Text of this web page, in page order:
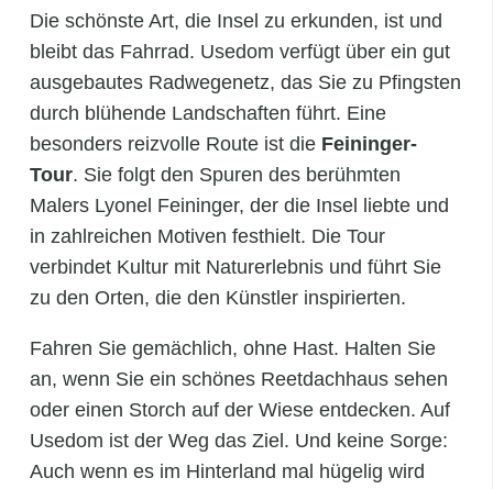
Die schönste Art, die Insel zu erkunden, ist und
bleibt das Fahrrad. Usedom verfügt über ein gut
ausgebautes Radwegenetz, das Sie zu Pfingsten
durch blühende Landschaften führt. Eine
besonders reizvolle Route ist die Feininger-
Tour. Sie folgt den Spuren des berühmten
Malers Lyonel Feininger, der die Insel liebte und
in zahlreichen Motiven festhielt. Die Tour
verbindet Kultur mit Naturerlebnis und führt Sie
zu den Orten, die den Künstler inspirierten.
Fahren Sie gemächlich, ohne Hast. Halten Sie
an, wenn Sie ein schönes Reetdachhaus sehen
oder einen Storch auf der Wiese entdecken. Auf
Usedom ist der Weg das Ziel. Und keine Sorge:
Auch wenn es im Hinterland mal hügelig wird